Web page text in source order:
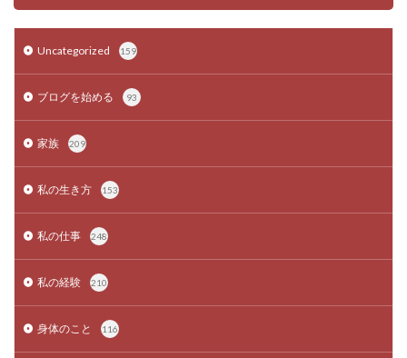
Uncategorized 159
ブログを始める 93
家族 209
私の生き方 153
私の仕事 248
私の経験 210
身体のこと 116